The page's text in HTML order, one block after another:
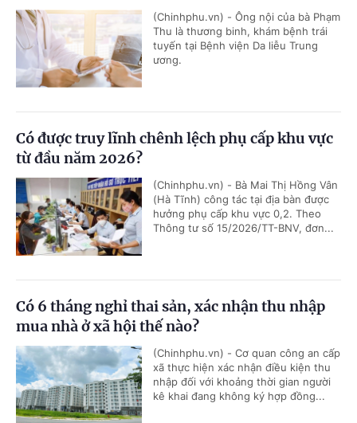
(Chinhphu.vn) - Ông nội của bà Phạm
Thu là thương binh, khám bệnh trái
tuyến tại Bệnh viện Da liễu Trung
ương.
Có được truy lĩnh chênh lệch phụ cấp khu vực
từ đầu năm 2026?
(Chinhphu.vn) - Bà Mai Thị Hồng Vân
(Hà Tĩnh) công tác tại địa bàn được
hưởng phụ cấp khu vực 0,2. Theo
Thông tư số 15/2026/TT-BNV, đơn...
Có 6 tháng nghỉ thai sản, xác nhận thu nhập
mua nhà ở xã hội thế nào?
(Chinhphu.vn) - Cơ quan công an cấp
xã thực hiện xác nhận điều kiện thu
nhập đối với khoảng thời gian người
kê khai đang không ký hợp đồng...